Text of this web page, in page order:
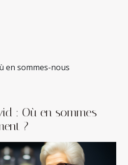
en sommes-nous
: Où en sommes-
?